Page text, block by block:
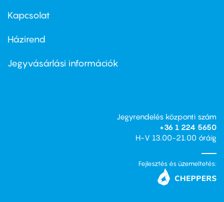
firstKapcsolat
Footer
second
Házirend
Jegyvásárlási információk
Jegyrendelés központi szám
+36 1 224 5650
H-V 13.00-21.00 óráig
Fejlesztés és üzemeltetés: